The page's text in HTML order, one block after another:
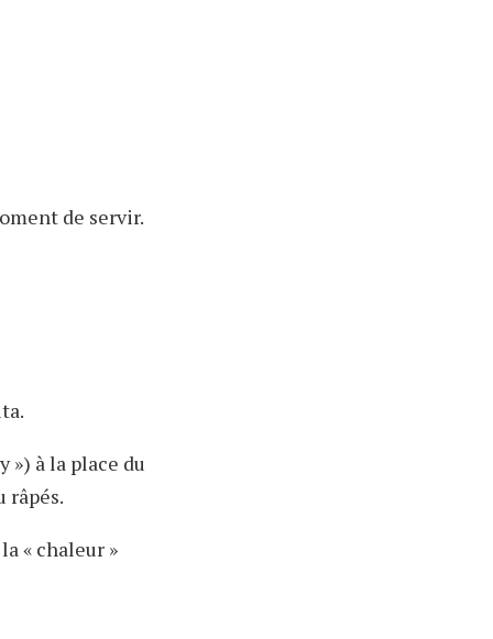
de servir.
») à la place du
râpés.
« chaleur »